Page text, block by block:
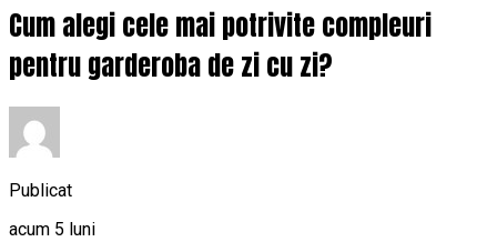
Cum alegi cele mai potrivite compleuri
pentru garderoba de zi cu zi?
Publicat
acum 5 luni